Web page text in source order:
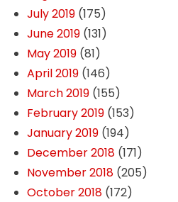
July 2019(175)
June 2019(131)
May 2019(81)
April 2019(146)
March 2019(155)
February 2019(153)
January 2019(194)
December 2018(171)
November 2018(205)
October 2018(172)